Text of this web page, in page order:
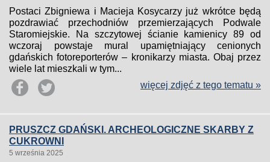
Postaci Zbigniewa i Macieja Kosycarzy już wkrótce będą
pozdrawiać przechodniów przemierzających Podwale
Staromiejskie. Na szczytowej ścianie kamienicy 89 od
wczoraj powstaje mural upamiętniający cenionych
gdańskich fotoreporterów – kronikarzy miasta. Obaj przez
wiele lat mieszkali w tym...
więcej zdjęć z tego tematu »
PRUSZCZ GDAŃSKI. ARCHEOLOGICZNE SKARBY Z
CUKROWNI
5 września 2025